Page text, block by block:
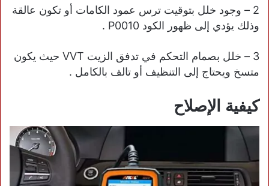
2 – وجود خلل بتوقيت ترس عمود الكامات أو تكون عالقة
وذلك يؤدي إلى ظهور الكود P0010 .
3 – خلل بصمام التحكم في تدفق الزيت VVT حيث يكون
متسخ ويحتاج إلى التنظيف أو تالف بالكامل .
كيفية الإصلاح